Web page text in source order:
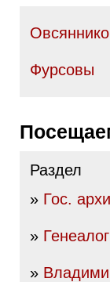
Фурсовы
Раздел
» Гос.
»
»